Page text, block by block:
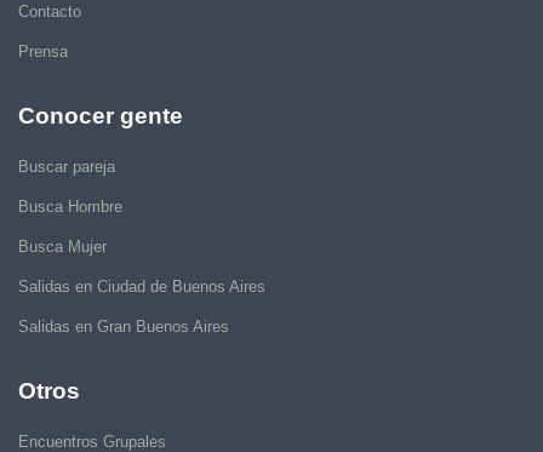
Contacto
Prensa
Conocer gente
Buscar pareja
Busca Hombre
Busca Mujer
Salidas en Ciudad de Buenos Aires
Salidas en Gran Buenos Aires
Otros
Encuentros Grupales